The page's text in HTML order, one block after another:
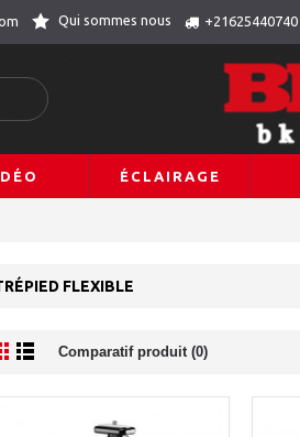
Qui sommes nous +21625440740
ÉCLAIRAGE
FLEXIBLE
Comparatif produit (0)